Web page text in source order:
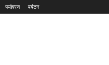
पर्यावरण पर्यटन